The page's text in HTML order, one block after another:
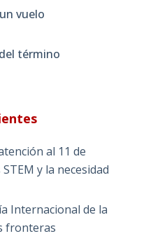
vuelo
término
al 11 de
y la necesidad
Internacional de la
fronteras